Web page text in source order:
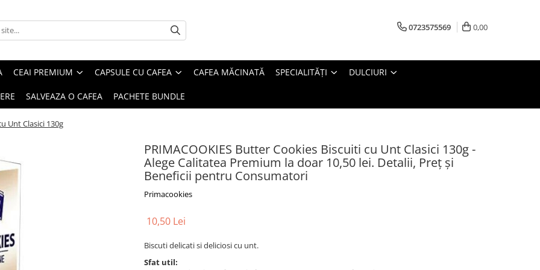
0723575569 0,00
CEAI PREMIUM CAPSULE CU CAFEA CAFEA MĂCINATĂ SPECIALITĂȚI DULCIURI
SALVEAZA O CAFEA PACHETE BUNDLE
Unt Clasici 130g
PRIMACOOKIES Butter Cookies Biscuiti cu Unt Clasici 130g -
Alege Calitatea Premium la doar 10,50 lei. Detalii, Preț și
Beneficii pentru Consumatori
Primacookies
10,50 Lei
Biscuti delicati si deliciosi cu unt.
Sfat util: